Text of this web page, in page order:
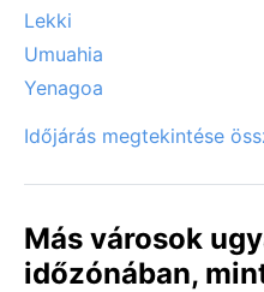
Lekki
Umuahia
Yenagoa
Időjárás megtekintése
Más városok
időzónában,